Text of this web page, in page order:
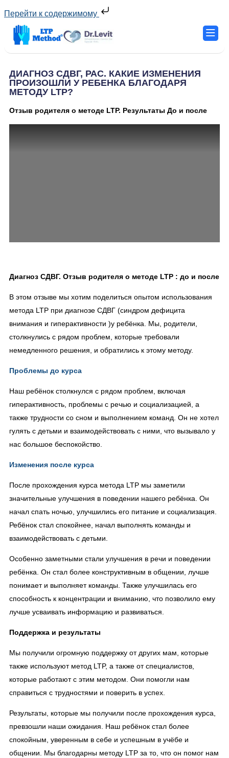
Перейти к содержимому
ДИАГНОЗ СДВГ, РАС. КАКИЕ ИЗМЕНЕНИЯ
ПРОИЗОШЛИ У РЕБЕНКА БЛАГОДАРЯ
МЕТОДУ LTP?
Отзыв родителя о методе LTP. Результаты До и после
Диагноз СДВГ. Отзыв родителя о методе LTP : до и после
В этом отзыве мы хотим поделиться опытом использования
метода LTP при диагнозе СДВГ (синдром дефицита
внимания и гиперактивности )у ребёнка. Мы, родители,
столкнулись с рядом проблем, которые требовали
немедленного решения, и обратились к этому методу.
Проблемы до курса
Наш ребёнок столкнулся с рядом проблем, включая
гиперактивность, проблемы с речью и социализацией, а
также трудности со сном и выполнением команд. Он не хотел
гулять с детьми и взаимодействовать с ними, что вызывало у
нас большое беспокойство.
Изменения после курса
После прохождения курса метода LTP мы заметили
значительные улучшения в поведении нашего ребёнка. Он
начал спать ночью, улучшились его питание и социализация.
Ребёнок стал спокойнее, начал выполнять команды и
взаимодействовать с детьми.
Особенно заметными стали улучшения в речи и поведении
ребёнка. Он стал более конструктивным в общении, лучше
понимает и выполняет команды. Также улучшилась его
способность к концентрации и вниманию, что позволило ему
лучше усваивать информацию и развиваться.
Поддержка и результаты
Мы получили огромную поддержку от других мам, которые
также используют метод LTP, а также от специалистов,
которые работают с этим методом. Они помогли нам
справиться с трудностями и поверить в успех.
Результаты, которые мы получили после прохождения курса,
превзошли наши ожидания. Наш ребёнок стал более
спокойным, уверенным в себе и успешным в учёбе и
общении. Мы благодарны методу LTP за то, что он помог нам